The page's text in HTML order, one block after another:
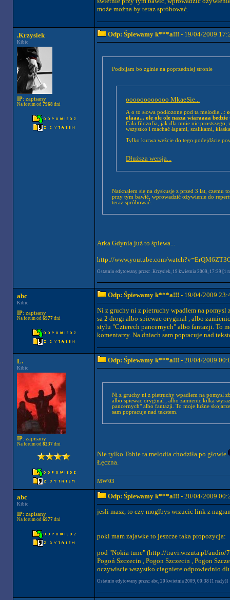
może można by teraz spróbować.
.Krzysiek
Kibic
IP: zapisany
Na forum od 7968dni
Odp: Śpiewamy k***a!!! - 19/04/2009
Podbijam bo zginie na poprzedniej stronie
oooooooooooo MkaeSie...
A o to słowa podłozone pod ta melodie...:
olaaa... ole ole ole nasza wiaraaaa
Cała filozofia, jak dla mnie nic
wszystko i machać łapami, szalikami,
Tylko kurwa weźcie do tego podejdźcie
Dłuższa wersja...
Natknąłem się na dyskusje z przed 3 lat, czemu to nie przeszło ? To był mega zajebisty pomysł, piosenka
przy tym bawić, wprowadzić ożywienie do
teraz spróbować.
Arka Gdynia już to śpiewa...
http://www.youtube.com/
Ostatnio edytowany przez: .Krzysiek, 19 kwietnia 2009, 17:29 [1
abc
Kibic
IP: zapisany
Na forum od 6977dni
Odp: Śpiewamy k***a!!! - 19/04/2009
Ni z gruchy ni z pietruchy wpadlem na
sa 2 drogi albo spiewac oryginal , albo
stylu "Czterech pancernych" albo fantazji. To
komentarzy. Na dniach sam popracuje nad
L.
Kibic
IP: zapisany
Na forum od 8237dni
Odp: Śpiewamy k***a!!! - 20/04/2009
Ni z gruchy ni z pietruchy wpadlem na pomysl
albo spiewac oryginal , albo zamienic kilka
pancernych" albo fantazji. To moje luźne
sam popracuje nad tekstem.
Nie tylko Tobie ta melodia chodziła po głowie
Łęczna.
MW'03
abc
Kibic
IP: zapisany
Na forum od 6977dni
Odp: Śpiewamy k***a!!! - 20/04/2009
jesli masz, to czy moglbys wrzucic link z
poki mam zajawke to jeszcze taka propozycja:
pod "Nokia tune" (http://travi.wrzuta.pl/
Pogoń Szczecin , Pogon Szczecin , Pogon
oczywiscie wszystko ciagniete odpowiednio
Ostatnio edytowany przez: abc, 20 kwietnia 2009, 00:38 [1 raz(y)]